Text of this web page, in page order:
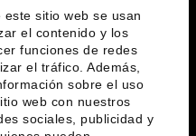
este sitio web se usan
el contenido y los
funciones de redes
el tráfico. Además,
sobre el uso
web con nuestros
sociales, publicidad y